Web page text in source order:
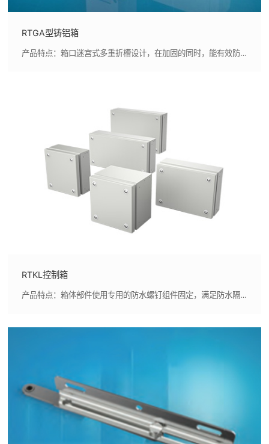
RTGA型铸铝箱
产品特点：箱口迷宫式多重折槽设计，在加固的同时，能有效防止杂物和水浸入,聚氨酯发泡密封条满足箱体防护要求
RTKL控制箱
产品特点：箱体部件使用专用的防水螺钉组件固定，满足防水隔振要求,接线箱可在狭窄空间使用和维护